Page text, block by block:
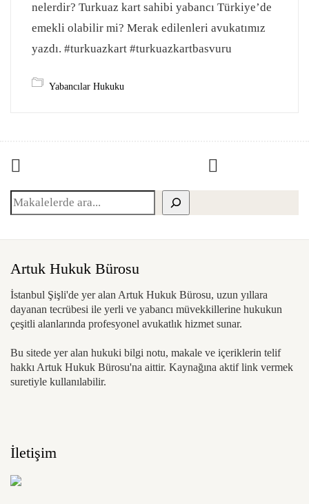
nelerdir? Turkuaz kart sahibi yabancı Türkiye’de
emekli olabilir mi? Merak edilenleri avukatımız
yazdı. #turkuazkart #turkuazkartbasvuru
Yabancılar Hukuku
Ara
Artuk Hukuk Bürosu
İstanbul Şişli'de yer alan Artuk Hukuk Bürosu, uzun yıllara
dayanan tecrübesi ile yerli ve yabancı müvekkillerine hukukun
çeşitli alanlarında profesyonel avukatlık hizmet sunar.
Bu sitede yer alan hukuki bilgi notu, makale ve içeriklerin telif
hakkı Artuk Hukuk Bürosu'na aittir. Kaynağına aktif link vermek
suretiyle kullanılabilir.
İletişim